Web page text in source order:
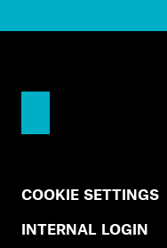
COOKIE SETTINGS
INTERNAL LOGIN